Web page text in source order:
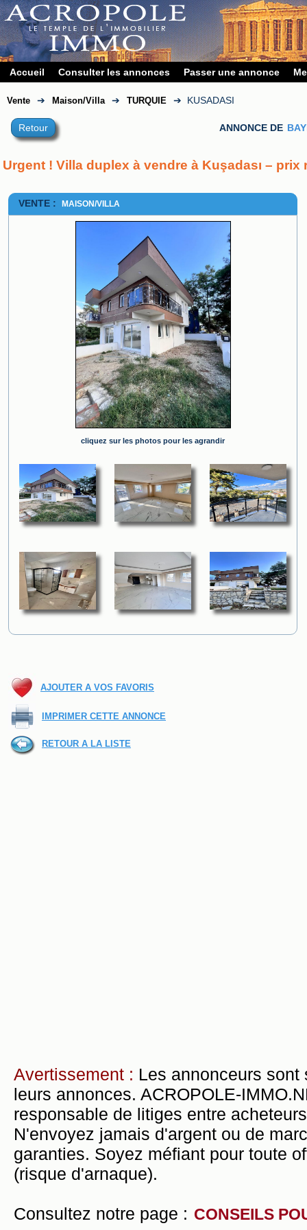
Accueil Consulter les annonces Passer une annonce
Vente ➔ Maison/Villa ➔ TURQUIE ➔ KUSADASI
Retour ANNONCE DE
Urgent ! Villa duplex à vendre à Kuşadası – prix
VENTE : MAISON/VILLA
cliquez sur les photos pour les agrandir
AJOUTER A VOS FAVORIS
IMPRIMER CETTE ANNONCE
RETOUR A LA LISTE
Avertissement : Les annonceurs
leurs annonces. ACROPOLE-
responsable de litiges entre
N'envoyez jamais d'argent ou de
garanties. Soyez méfiant pour toute
(risque d'arnaque).
Consultez notre page : CONSEILS